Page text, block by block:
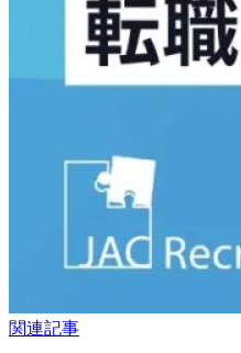
関連記事